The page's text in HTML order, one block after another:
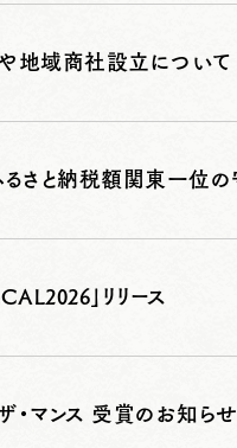
地域商社設立について
」リリース
・マンス 受賞のお知らせ